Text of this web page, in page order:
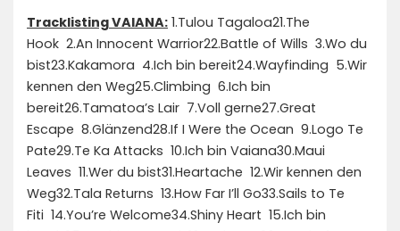
Tracklisting VAIANA: 1.Tulou Tagaloa21.The
Hook 2.An Innocent Warrior22.Battle of Wills 3.Wo du
bist23.Kakamora 4.Ich bin bereit24.Wayfinding 5.Wir
kennen den Weg25.Climbing 6.Ich bin
bereit26.Tamatoa’s Lair 7.Voll gerne27.Great
Escape 8.Glänzend28.If I Were the Ocean 9.Logo Te
Pate29.Te Ka Attacks 10.Ich bin Vaiana30.Maui
Leaves 11.Wer du bist31.Heartache 12.Wir kennen den
Weg32.Tala Returns 13.How Far I’ll Go33.Sails to Te
Fiti 14.You’re Welcome34.Shiny Heart 15.Ich bin